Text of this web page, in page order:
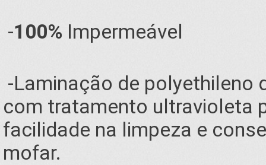
-100% Impermeável
-Laminação de polyethileno
com tratamento ultravioleta
facilidade na limpeza e
mofar.